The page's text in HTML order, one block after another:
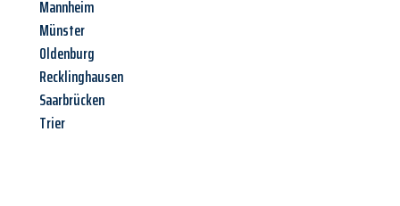
Mannheim
Münster
Oldenburg
Recklinghausen
Saarbrücken
Trier